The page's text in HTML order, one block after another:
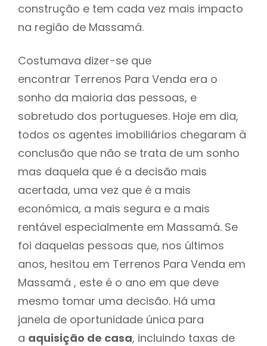
construção e tem cada vez mais impacto
na região de Massamá.
Costumava dizer-se que
encontrar Terrenos Para Venda era o
sonho da maioria das pessoas, e
sobretudo dos portugueses. Hoje em dia,
todos os agentes imobiliários chegaram à
conclusão que não se trata de um sonho
mas daquela que é a decisão mais
acertada, uma vez que é a mais
económica, a mais segura e a mais
rentável especialmente em Massamá. Se
foi daquelas pessoas que, nos últimos
anos, hesitou em Terrenos Para Venda em
Massamá , este é o ano em que deve
mesmo tomar uma decisão. Há uma
janela de oportunidade única para
a aquisição de casa, incluindo taxas de